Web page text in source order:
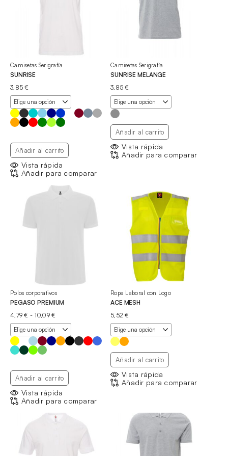
Camisetas Serigrafía
SUNRISE
3,85€
Añadir al carrito
Vista rápida
Añadir para comparar
Camisetas Serigrafía
SUNRISE MELANGE
3,85€
Añadir al carrito
Vista rápida
Añadir para comparar
Polos corporativos
PEGASO PREMIUM
4,79€ - 10,09€
de
precios:
desde
4,79 €
Añadir al carrito
Vista rápida
Añadir para comparar
Ropa Laboral con Logo
ACE MESH
5,52€
Añadir al carrito
Vista rápida
Añadir para comparar